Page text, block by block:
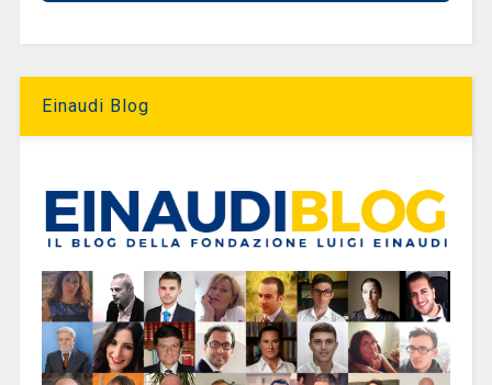
Einaudi Blog